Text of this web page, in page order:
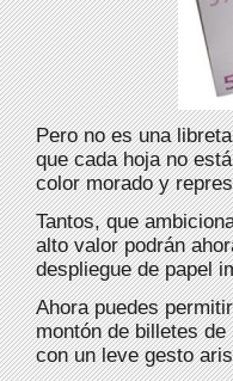
Pero no es una
que cada hoja no
color morado y
Tantos, que
alto valor podrán
despliegue de papel
Ahora puedes
montón de billetes
con un leve gesto